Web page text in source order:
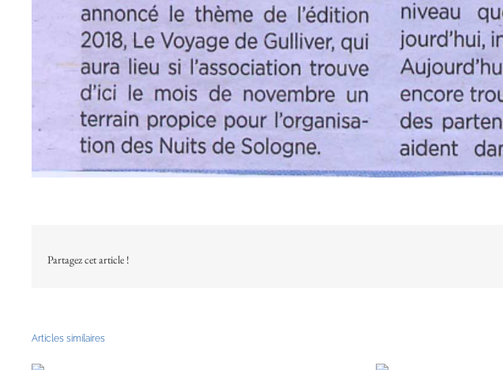
Partagez cet article !
Articles similaires